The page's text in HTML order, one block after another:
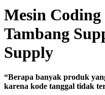
Mesin
Tambang
Supply
“Berapa banyak produk
karena kode tanggal tidak